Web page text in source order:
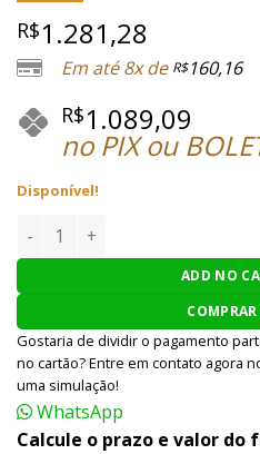
R$1.281,28
Em até 8x de R$160,16
R$1.089,09
no PIX ou
Disponível!
PISTOLA AIRSOFT HFC GBB
ADD NO
Gostaria de dividir o pagamento
no cartão? Entre em contato agora
uma simulação!
WhatsApp
Calcule o prazo e valor